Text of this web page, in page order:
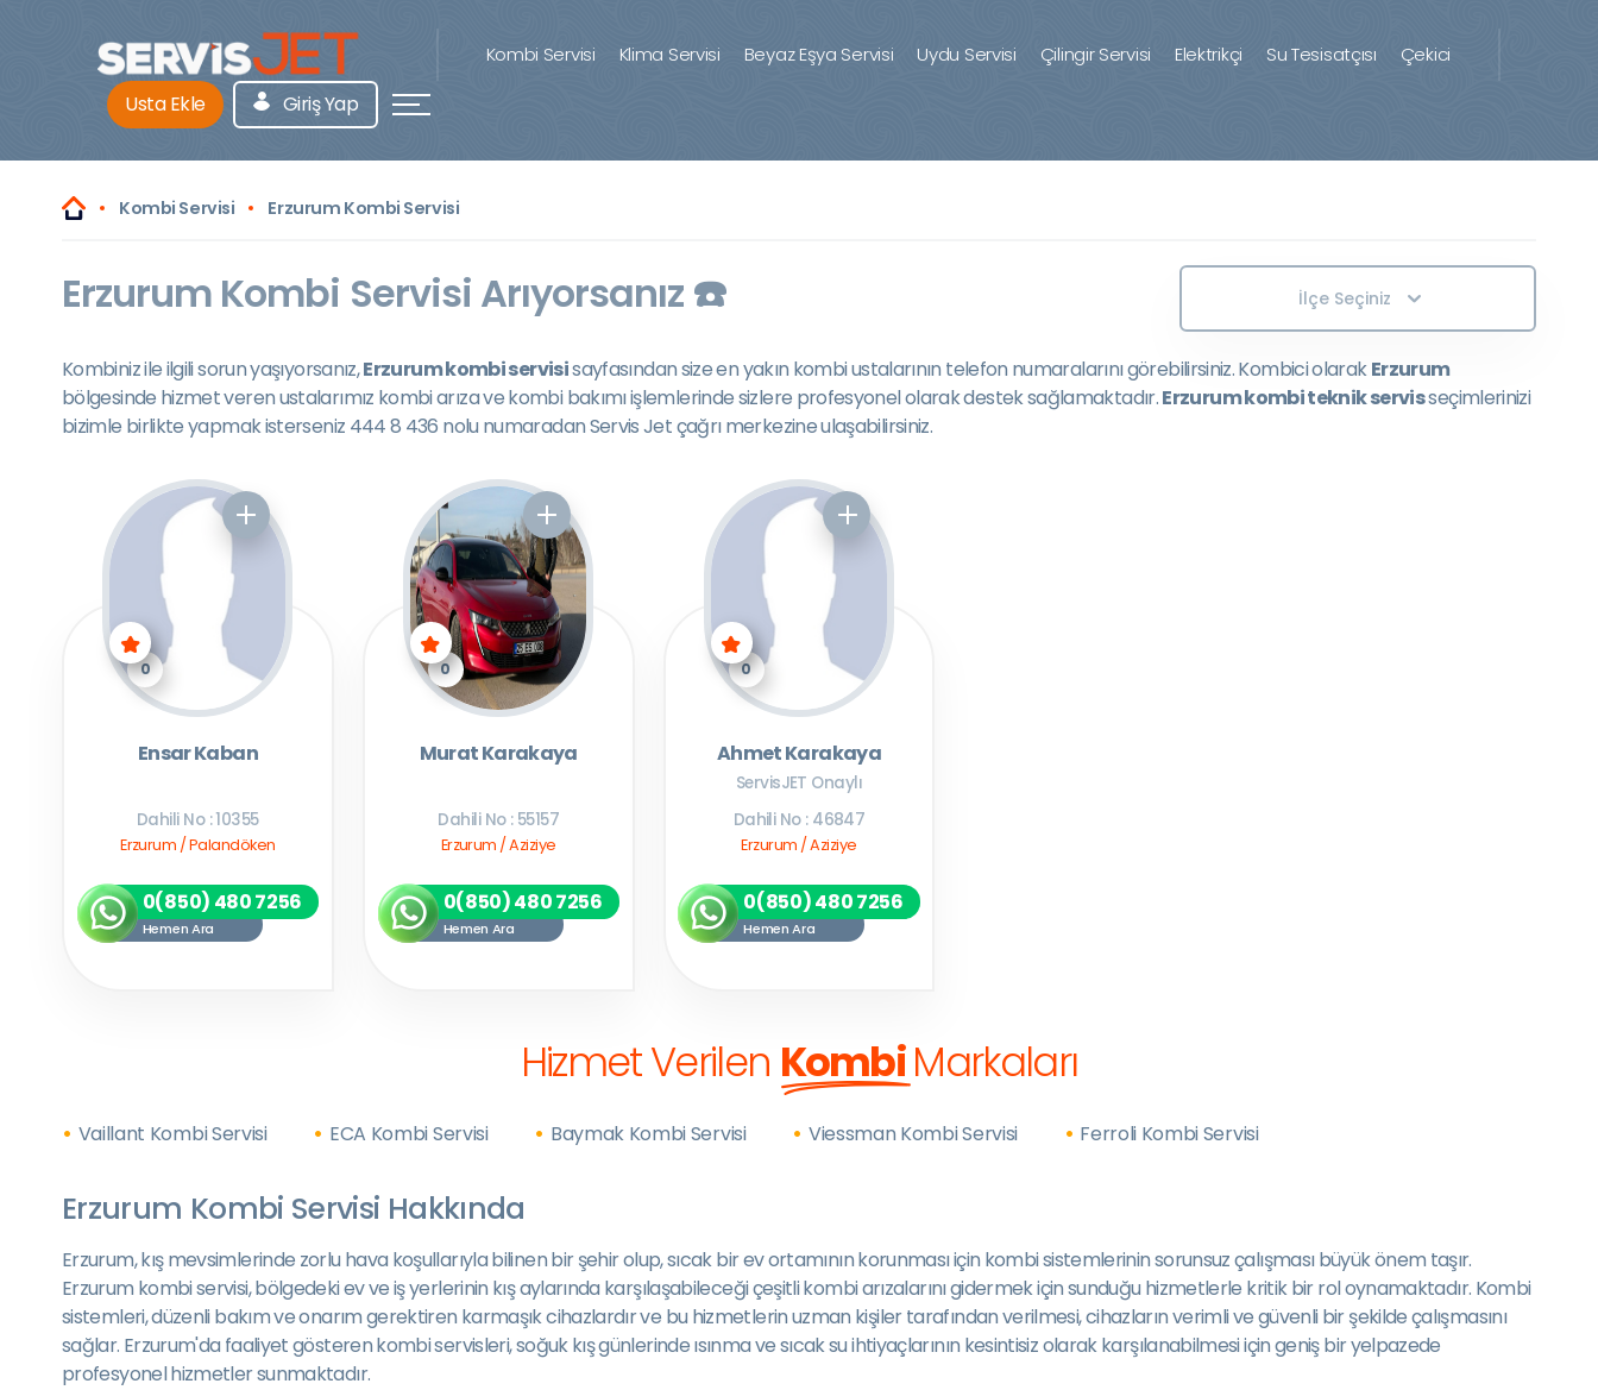
Kombi Servisi Klima Servisi Beyaz Eşya Servisi Uydu Servisi Çilingir Servisi Elektrikçi Su Tesisatçısı Çekici
Usta Ekle Giriş Yap
Kombi Servisi Erzurum Kombi Servisi
Erzurum Kombi Servisi Arıyorsanız ☎️ İlçe Seçiniz
Kombiniz ile ilgili sorun yaşıyorsanız,Erzurum kombi servisisayfasından size en yakın kombi ustalarının telefon numaralarını görebilirsiniz. Kombici olarakErzurum
bölgesinde hizmet veren ustalarımız kombi arıza ve kombi bakımı işlemlerinde sizlere profesyonel olarak destek sağlamaktadır.Erzurum kombi teknik servisseçimlerinizi
bizimle birlikte yapmak isterseniz 444 8 436 nolu numaradan Servis Jet çağrı merkezine ulaşabilirsiniz.
0
Ensar Kaban
Dahili No : 10355
Erzurum / Palandöken
0(850) 480 7256
Hemen Ara
0
Murat Karakaya
Dahili No : 55157
Erzurum / Aziziye
0(850) 480 7256
Hemen Ara
0
Ahmet Karakaya
ServisJET Onaylı
Dahili No : 46847
Erzurum / Aziziye
0(850) 480 7256
Hemen Ara
Hizmet Verilen KombiMarkaları
Vaillant Kombi Servisi ECA Kombi Servisi Baymak Kombi Servisi Viessman Kombi Servisi Ferroli Kombi Servisi
Erzurum Kombi Servisi Hakkında
Erzurum, kış mevsimlerinde zorlu hava koşullarıyla bilinen bir şehir olup, sıcak bir ev ortamının korunması için kombi sistemlerinin sorunsuz çalışması büyük önem taşır.
Erzurum kombi servisi, bölgedeki ev ve iş yerlerinin kış aylarında karşılaşabileceği çeşitli kombi arızalarını gidermek için sunduğu hizmetlerle kritik bir rol oynamaktadır. Kombi
sistemleri, düzenli bakım ve onarım gerektiren karmaşık cihazlardır ve bu hizmetlerin uzman kişiler tarafından verilmesi, cihazların verimli ve güvenli bir şekilde çalışmasını
sağlar. Erzurum'da faaliyet gösteren kombi servisleri, soğuk kış günlerinde ısınma ve sıcak su ihtiyaçlarının kesintisiz olarak karşılanabilmesi için geniş bir yelpazede
profesyonel hizmetler sunmaktadır.